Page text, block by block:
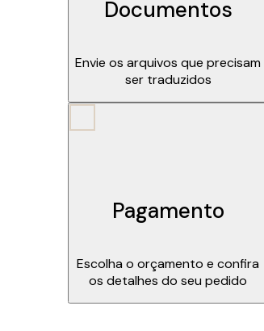
Documentos
Envie os arquivos que precisam
ser traduzidos
Pagamento
Escolha o orçamento e confira
os detalhes do seu pedido